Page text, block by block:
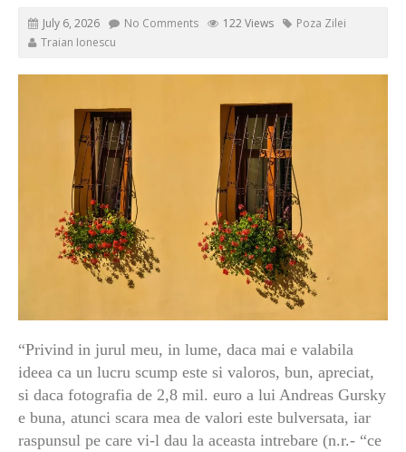
July 6, 2026 No Comments 122 Views
Poza Zilei
Traian Ionescu
“Privind in jurul meu, in lume, daca mai e valabila
ideea ca un lucru scump este si valoros, bun, apreciat,
si daca fotografia de 2,8 mil. euro a lui Andreas Gursky
e buna, atunci scara mea de valori este bulversata, iar
raspunsul pe care vi-l dau la aceasta intrebare (n.r.- “ce